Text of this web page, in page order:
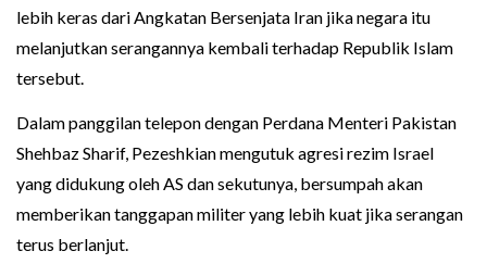
lebih keras dari Angkatan Bersenjata Iran jika negara itu
melanjutkan serangannya kembali terhadap Republik Islam
tersebut.
Dalam panggilan telepon dengan Perdana Menteri Pakistan
Shehbaz Sharif, Pezeshkian mengutuk agresi rezim Israel
yang didukung oleh AS dan sekutunya, bersumpah akan
memberikan tanggapan militer yang lebih kuat jika serangan
terus berlanjut.